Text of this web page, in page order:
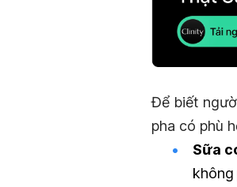
Để biết
pha có phù
Sữa